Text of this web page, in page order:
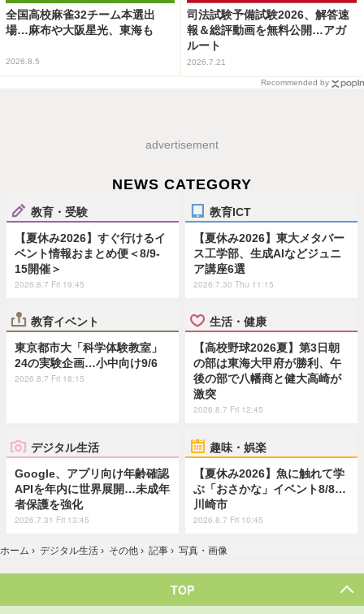
全国高校麻雀32チーム本選出
場…麻布や大阪星光、東海も
2026.8.5
司法試験予備試験2026、解答速
報＆総評動画を無料公開…アガ
ルート
2026.7.21
Recommended by
advertisement
NEWS CATEGORY
教育・受験
【夏休み2026】すぐ行けるイ
ベント情報おまとめ便＜8/9-
15開催＞
2026.8.7 Fri 19:45
教育ICT
【夏休み2026】東大メタバー
ス工学部、生成AIなどジュニ
ア講座6選
2026.7.30 Thu 11:15
教育イベント
東京都市大「科学体験教室」
24の実験企画…小中向け9/6
2026.8.7 Fri 18:15
生活・健康
【高校野球2026夏】第3日朝
の部は東海大甲府が勝利、午
後の部で八幡商と健大高崎が
激突
2026.8.7 Fri 12:45
デジタル生活
Google、アプリ向け年齢確認
APIを年内に世界展開…未成年
者保護を強化
2026.7.31 Fri 13:45
趣味・娯楽
【夏休み2026】魚に触れて学
ぶ「おさかな」イベント8/8…
川崎市
2026.8.7 Fri 10:45
ホーム › デジタル生活 › その他 › 記事 › 写真・画像
TOP